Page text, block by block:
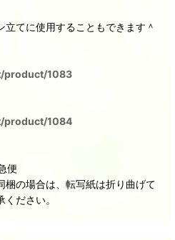
てに使用することもできます＾
product/1083
product/1084
便
梱の場合は、転写紙は折り曲げて
ださい。